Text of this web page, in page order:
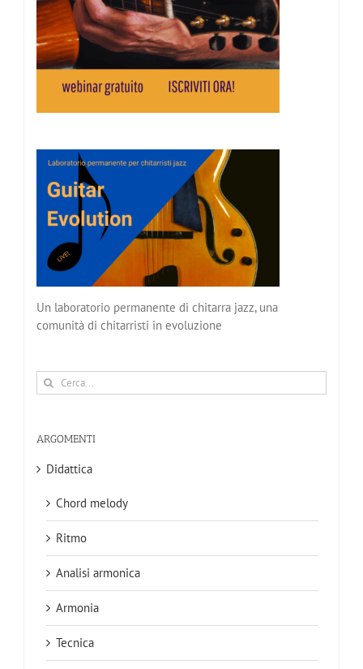
Un laboratorio permanente di chitarra jazz, una
comunità di chitarristi in evoluzione
Cerca
per:
ARGOMENTI
Didattica
Chord melody
Ritmo
Analisi armonica
Armonia
Tecnica